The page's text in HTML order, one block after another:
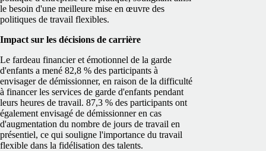
le besoin d'une meilleure mise en œuvre des
politiques de travail flexibles.
Impact sur les décisions de carrière
Le fardeau financier et émotionnel de la garde
d'enfants a mené 82,8 % des participants à
envisager de démissionner, en raison de la difficulté
à financer les services de garde d'enfants pendant
leurs heures de travail. 87,3 % des participants ont
également envisagé de démissionner en cas
d'augmentation du nombre de jours de travail en
présentiel, ce qui souligne l'importance du travail
flexible dans la fidélisation des talents.